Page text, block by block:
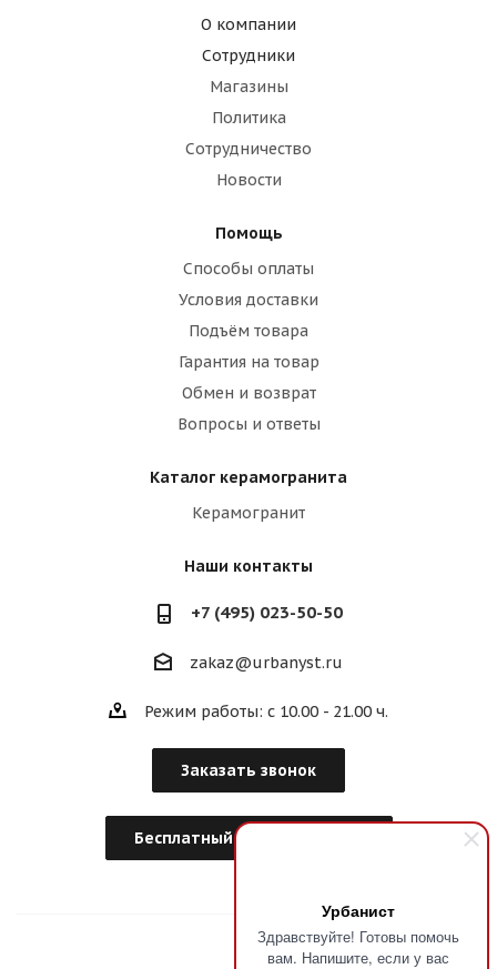
Урбанист
Здравствуйте! Готовы помочь
вам. Напишите, если у вас
О компании
Сотрудники
Магазины
Политика
Сотрудничество
Новости
Помощь
Способы оплаты
Условия доставки
Подъём товара
Гарантия на товар
Обмен и возврат
Вопросы и ответы
Каталог керамогранита
Керамогранит
Наши контакты
+7 (495) 023-50-50
zakaz@urbanyst.ru
Режим работы: с 10.00 - 21.00 ч.
Заказать звонок
Бесплатный Дизайн-Проект